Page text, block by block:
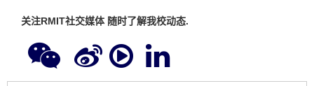
关注RMIT社交媒体 随时了解我校动态.